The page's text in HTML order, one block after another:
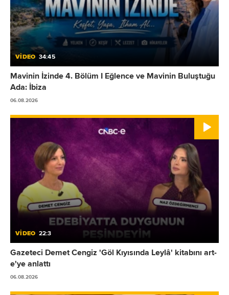
VİDEO 34:45
Mavinin İzinde 4. Bölüm I Eğlence ve Mavinin Buluştuğu
Ada: İbiza
06.08.2026
VİDEO 22:3
Gazeteci Demet Cengiz 'Göl Kıyısında Leylâ' kitabını art-
e'ye anlattı
06.08.2026